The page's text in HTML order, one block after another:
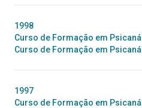
1998
Curso de Formação em
Curso de Formação em
1997
Curso de Formação em